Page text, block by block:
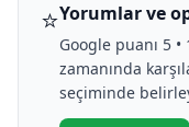
⭐Yorumlar ve
Google puanı 5
zamanında
seçiminde